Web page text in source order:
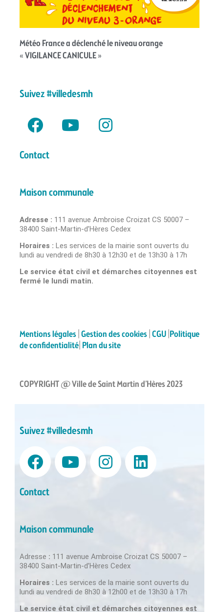
Météo France a déclenché le niveau orange
« VIGILANCE CANICULE »
Suivez #villedesmh
Contact
Maison communale
Adresse : 111 avenue Ambroise Croizat CS 50007 –
38400 Saint-Martin-d’Hères Cedex
Horaires : Les services de la mairie sont ouverts du
lundi au vendredi de 8h30 à 12h30 et de 13h30 à 17h
Le service état civil et démarches citoyennes est
fermé le lundi matin.
Mentions légales Gestion des cookies CGU Politique
de confidentialité Plan du site
COPYRIGHT @ Ville de Saint Martin d’Hères 2023
Suivez #villedesmh
Contact
Maison communale
Adresse : 111 avenue Ambroise Croizat CS 50007 –
38400 Saint-Martin-d’Hères Cedex
Horaires : Les services de la mairie sont ouverts du
lundi au vendredi de 8h30 à 12h00 et de 13h30 à 17h
Le service état civil et démarches citoyennes est